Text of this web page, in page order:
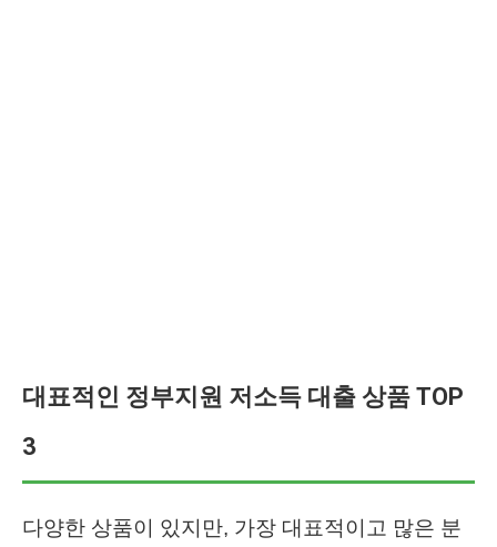
대표적인 정부지원 저소득 대출 상품 TOP
3
다양한 상품이 있지만, 가장 대표적이고 많은 분